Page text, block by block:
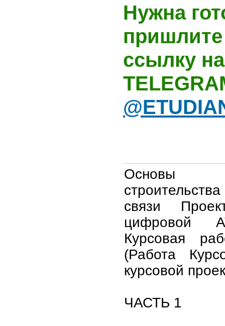
Нужна
ссылку
Основы
связи
цифровой
Курсовая
(Работа
курсовой
ЧАСТЬ 1